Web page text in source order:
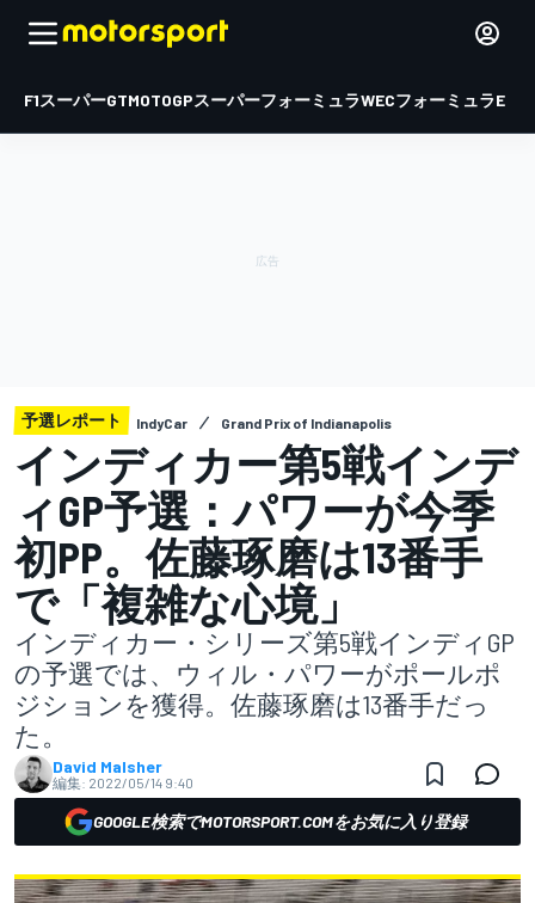
F1スーパーGTMOTOGPスーパーフォーミュラWECフォーミュラE
予選レポート IndyCar Grand Prix of Indianapolis
インディカー第5戦インデ
ィGP予選：パワーが今季
初PP。佐藤琢磨は13番手
で「複雑な心境」
インディカー・シリーズ第5戦インディGP
の予選では、ウィル・パワーがポールポ
ジションを獲得。佐藤琢磨は13番手だっ
た。
David Malsher
編集: 2022/05/14 9:40
GOOGLE検索でMOTORSPORT.COMをお気に入り登録